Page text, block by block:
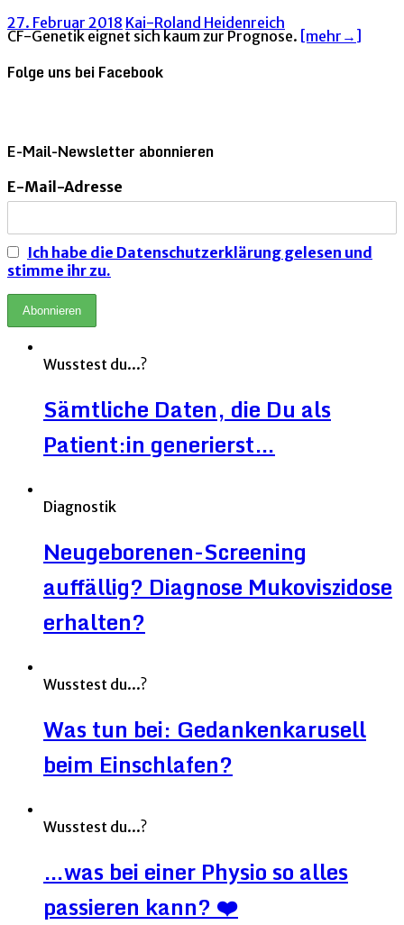
27. Februar 2018 Kai-Roland Heidenreich
CF-Genetik eignet sich kaum zur Prognose. [mehr→]
Folge uns bei Facebook
E-Mail-Newsletter abonnieren
E-Mail-Adresse
Ich habe die Datenschutzerklärung gelesen und
stimme ihr zu.
Wusstest du...?
Sämtliche Daten, die Du als
Patient:in generierst…
Diagnostik
Neugeborenen-Screening
auffällig? Diagnose Mukoviszidose
erhalten?
Wusstest du...?
Was tun bei: Gedankenkarusell
beim Einschlafen?
Wusstest du...?
…was bei einer Physio so alles
passieren kann? ❤️